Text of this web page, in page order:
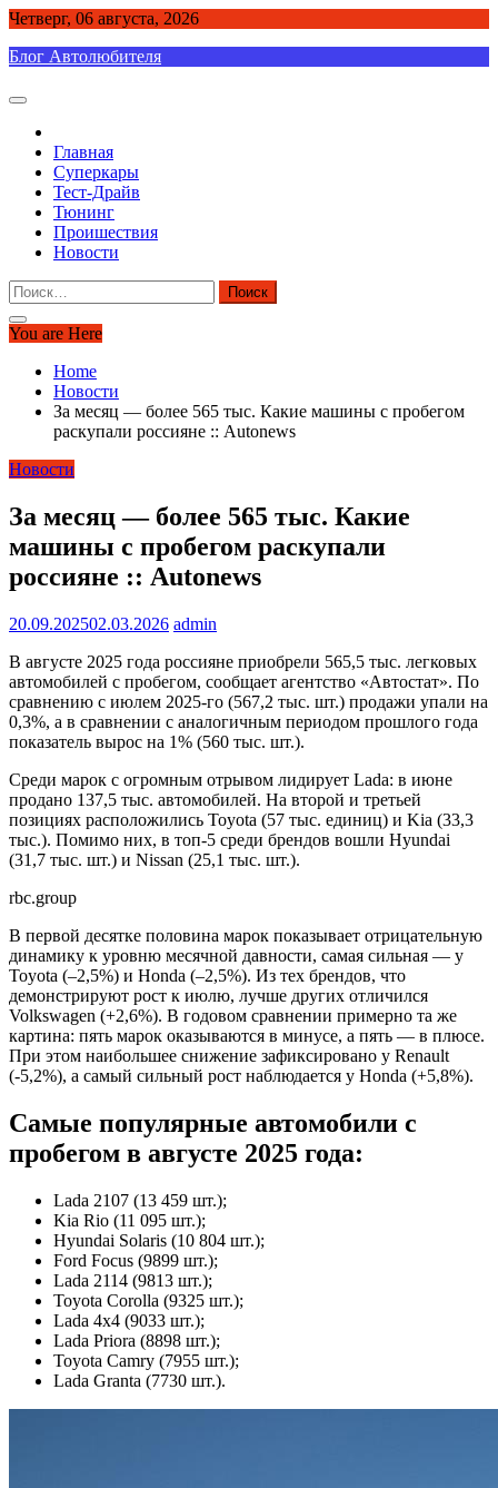
Skip
content
Четверг, 06 августа, 2026
Блог Автолюбителя
Главная
Суперкары
Тест-Драйв
Тюнинг
Проишествия
Новости
Найти:
You are Here
Home
Новости
За месяц — более 565 тыс. Какие машины с пробегом
раскупали россияне :: Autonews
Новости
За месяц — более 565 тыс. Какие
машины с пробегом раскупали
россияне :: Autonews
20.09.202502.03.2026 admin
В августе 2025 года россияне приобрели 565,5 тыс. легковых
автомобилей с пробегом, сообщает агентство «Автостат». По
сравнению с июлем 2025-го (567,2 тыс. шт.) продажи упали на
0,3%, а в сравнении с аналогичным периодом прошлого года
показатель вырос на 1% (560 тыс. шт.).
Среди марок с огромным отрывом лидирует Lada: в июне
продано 137,5 тыс. автомобилей. На второй и третьей
позициях расположились Toyota (57 тыс. единиц) и Kia (33,3
тыс.). Помимо них, в топ-5 среди брендов вошли Hyundai
(31,7 тыс. шт.) и Nissan (25,1 тыс. шт.).
rbc.group
В первой десятке половина марок показывает отрицательную
динамику к уровню месячной давности, самая сильная — у
Toyota (–2,5%) и Honda (–2,5%). Из тех брендов, что
демонстрируют рост к июлю, лучше других отличился
Volkswagen (+2,6%). В годовом сравнении примерно та же
картина: пять марок оказываются в минусе, а пять — в плюсе.
При этом наибольшее снижение зафиксировано у Renault
(-5,2%), а самый сильный рост наблюдается у Honda (+5,8%).
Самые популярные автомобили с
пробегом в августе 2025 года:
Lada 2107 (13 459 шт.);
Kia Rio (11 095 шт.);
Hyundai Solaris (10 804 шт.);
Ford Focus (9899 шт.);
Lada 2114 (9813 шт.);
Toyota Corolla (9325 шт.);
Lada 4х4 (9033 шт.);
Lada Priora (8898 шт.);
Toyota Camry (7955 шт.);
Lada Granta (7730 шт.).